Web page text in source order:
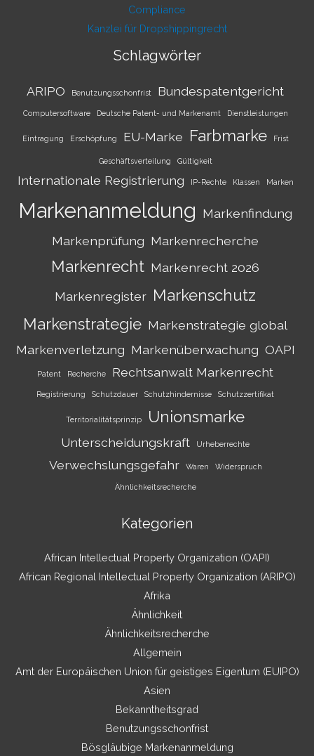
Compliance
Kanzlei für Dropshippingrecht
Schlagwörter
ARIPO Benutzungsschonfrist Bundespatentgericht
Computersoftware Deutsche Patent- und Markenamt Dienstleistungen
Eintragung Erschöpfung EU-Marke Farbmarke Frist
Geschäftsverteilung Gültigkeit
Internationale Registrierung IP-Rechte Klassen Marken
Markenanmeldung Markenfindung
Markenprüfung Markenrecherche
Markenrecht Markenrecht 2026
Markenregister Markenschutz
Markenstrategie Markenstrategie global
Markenverletzung Markenüberwachung OAPI
Patent Recherche Rechtsanwalt Markenrecht
Registrierung Schutzdauer Schutzhindernisse Schutzzertifikat
Territorialitätsprinzip Unionsmarke
Unterscheidungskraft Urheberrechte
Verwechslungsgefahr Waren Widerspruch
Ähnlichkeitsrecherche
Kategorien
African Intellectual Property Organization (OAPI)
African Regional Intellectual Property Organization (ARIPO)
Afrika
Ähnlichkeit
Ähnlichkeitsrecherche
Allgemein
Amt der Europäischen Union für geistiges Eigentum (EUIPO)
Asien
Bekanntheitsgrad
Benutzungsschonfrist
Bösgläubige Markenanmeldung